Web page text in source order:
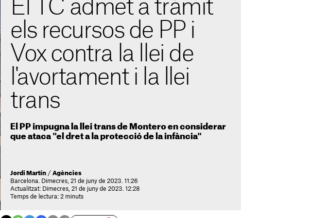
El TC admet a tràmit
els recursos de PP i
Vox contra la llei de
l'avortament i la llei
trans
El PP impugna la llei trans de Montero en considerar
que ataca "el dret a la protecció de la infància"
Jordi Martín / Agències
Barcelona. Dimecres, 21 de juny de 2023. 11:26
Actualitzat: Dimecres, 21 de juny de 2023. 12:28
Temps de lectura: 2 minuts